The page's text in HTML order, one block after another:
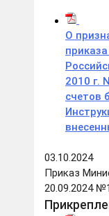
О
2010 г.
счетов
03.10.2024
Приказ
20.09.2024